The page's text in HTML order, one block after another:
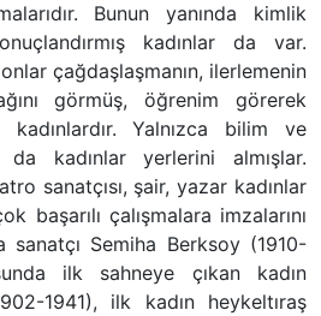
Bunun yanında kimlik
kadınlar da var.
çağdaşlaşmanın, ilerlemenin
görmüş, öğrenim görerek
Yalnızca bilim ve
kadınlar yerlerini almışlar.
sanatçısı, şair, yazar kadınlar
başarılı çalışmalara imzalarını
sanatçı Semiha Berksoy (1910-
ilk sahneye çıkan kadın
1941), ilk kadın heykeltıraş